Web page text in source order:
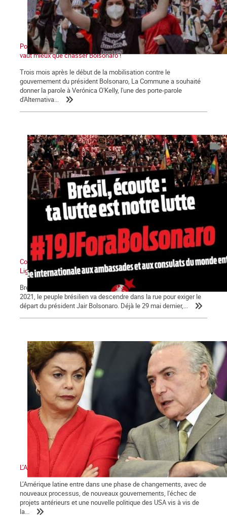
Pour le Parti des Travailleurs et Lula, la conciliation de classes
vaut mieux que chasser Bolsonaro !
Trois mois après le début de la mobilisation contre le
gouvernement du président Bolsonaro, La Commune a souhaité
donner la parole à Verónica O'Kelly, l'une des porte-parole
d'Alternativa...
Communiqué de presse de La Commune, section française de la
Ligue Socialiste Internationale
Brésil, écoute : ta lutte est notre lutte ! Demain, samedi 19 Juin
2021, le peuple brésilien va descendre dans la rue pour exiger le
départ du président Jair Bolsonaro. Déjà le 29 mai dernier,...
L’Amérique latine et les défis de la gauche
L’Amérique latine entre dans une phase de changements, avec de
nouveaux processus, de nouveaux gouvernements, l'échec de
projets antérieurs et une nouvelle politique des USA vis à vis de
la...